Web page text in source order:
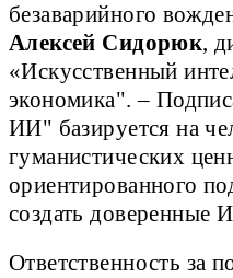
безаварийного
Алексей Сидорюк,
«Искусственный
экономика". –
ИИ" базируется на
гуманистических
ориентированного
создать доверенные
Ответственность за